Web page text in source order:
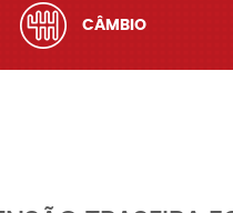
CÂMBIO